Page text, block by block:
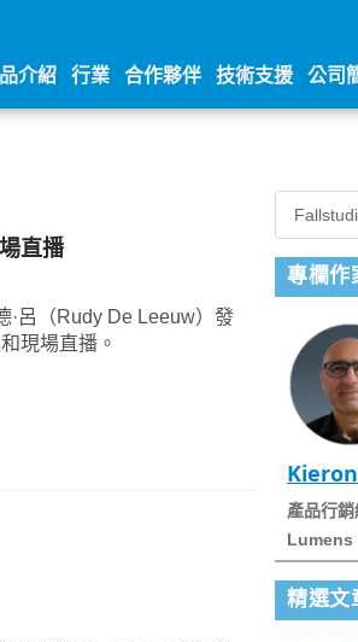
介紹 行業 合作夥伴 技術支援 公司
直播
·呂（Rudy De Leeuw）發
現場直播。
專欄作
產品行
Lumens
精選文